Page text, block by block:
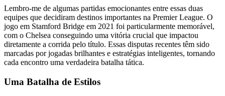
Lembro-me de algumas partidas emocionantes entre essas duas
equipes que decidiram destinos importantes na Premier League. O
jogo em Stamford Bridge em 2021 foi particularmente memorável,
com o Chelsea conseguindo uma vitória crucial que impactou
diretamente a corrida pelo título. Essas disputas recentes têm sido
marcadas por jogadas brilhantes e estratégias inteligentes, tornando
cada encontro uma verdadeira batalha tática.
Uma Batalha de Estilos